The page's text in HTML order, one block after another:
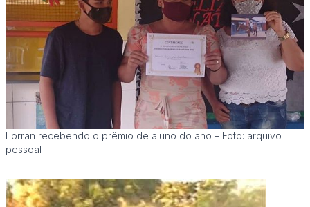
Lorran recebendo o prêmio de aluno do ano – Foto: arquivo
pessoal